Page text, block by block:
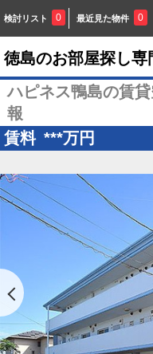
検討リスト 0 最近見た物件 0
徳島のお部屋探し専
ハピネス鴨島の賃
報
賃料 ***万円